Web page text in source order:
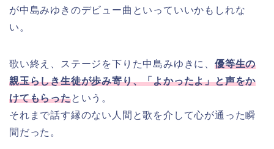
が中島みゆきのデビュー曲といっていいかもしれな
い。
歌い終え、ステージを下りた中島みゆきに、 優等生の
親玉らしき生徒が歩み寄り、「よかったよ」と声をか
けてもらったという。
それまで話す縁のない人間と歌を介して心が通った瞬
間だった。